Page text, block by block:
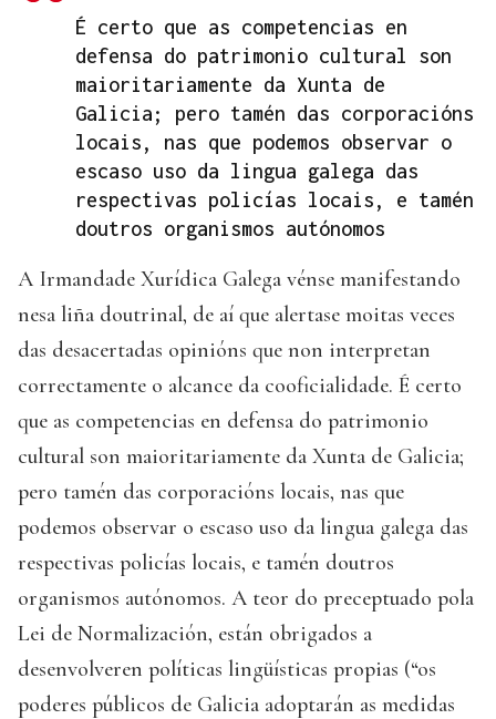
É certo que as competencias en
defensa do patrimonio cultural son
maioritariamente da Xunta de
Galicia; pero tamén das corporacións
locais, nas que podemos observar o
escaso uso da lingua galega das
respectivas policías locais, e tamén
doutros organismos autónomos
A Irmandade Xurídica Galega vénse manifestando
nesa liña doutrinal, de aí que alertase moitas veces
das desacertadas opinións que non interpretan
correctamente o alcance da cooficialidade. É certo
que as competencias en defensa do patrimonio
cultural son maioritariamente da Xunta de Galicia;
pero tamén das corporacións locais, nas que
podemos observar o escaso uso da lingua galega das
respectivas policías locais, e tamén doutros
organismos autónomos. A teor do preceptuado pola
Lei de Normalización, están obrigados a
desenvolveren políticas lingüísticas propias (“os
poderes públicos de Galicia adoptarán as medidas